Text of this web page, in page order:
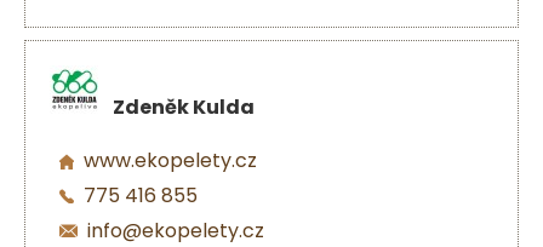
Zdeněk Kulda
www.ekopelety.cz
775 416 855
info@ekopelety.cz